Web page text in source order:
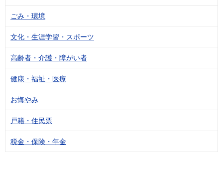
ごみ・環境
文化・生涯学習・スポーツ
高齢者・介護・障がい者
健康・福祉・医療
お悔やみ
戸籍・住民票
税金・保険・年金